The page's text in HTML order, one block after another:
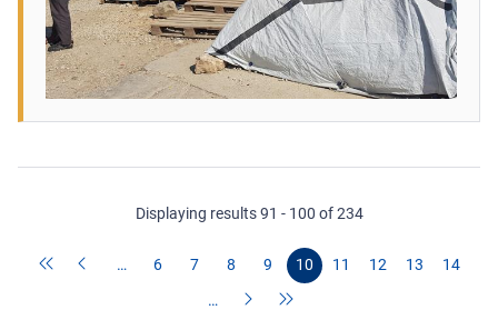
Displaying results 91 - 100 of 234
… 6 7 8 9 10 11 12 13
14
…